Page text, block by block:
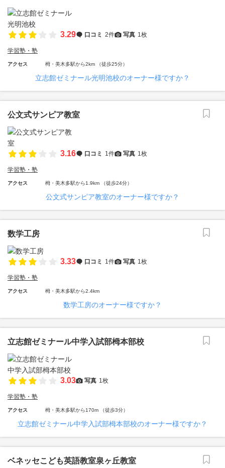
3.29 口コミ 2件 写真 1枚
学習塾・塾
アクセス 栂・美木多駅から2km （徒歩25分）
立志館ゼミナール光明池校のオーナー様ですか？
公文式サンピア教室
3.16 口コミ 1件 写真 1枚
学習塾・塾
アクセス 栂・美木多駅から1.9km （徒歩24分）
公文式サンピア教室のオーナー様ですか？
数学工房
3.33 口コミ 1件 写真 1枚
学習塾・塾
アクセス 栂・美木多駅から2.4km
数学工房のオーナー様ですか？
立志館ゼミナール中学入試部栂本部校
3.03 写真 1枚
学習塾・塾
アクセス 栂・美木多駅から170m （徒歩3分）
立志館ゼミナール中学入試部栂本部校のオーナー様ですか？
ベネッセこども英語教室泉ヶ丘教室